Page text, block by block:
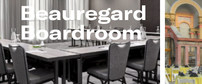
Beauregard
Boardroom